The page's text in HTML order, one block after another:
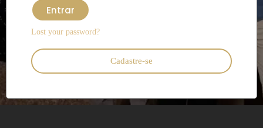
Entrar
Lost your password?
Cadastre-se